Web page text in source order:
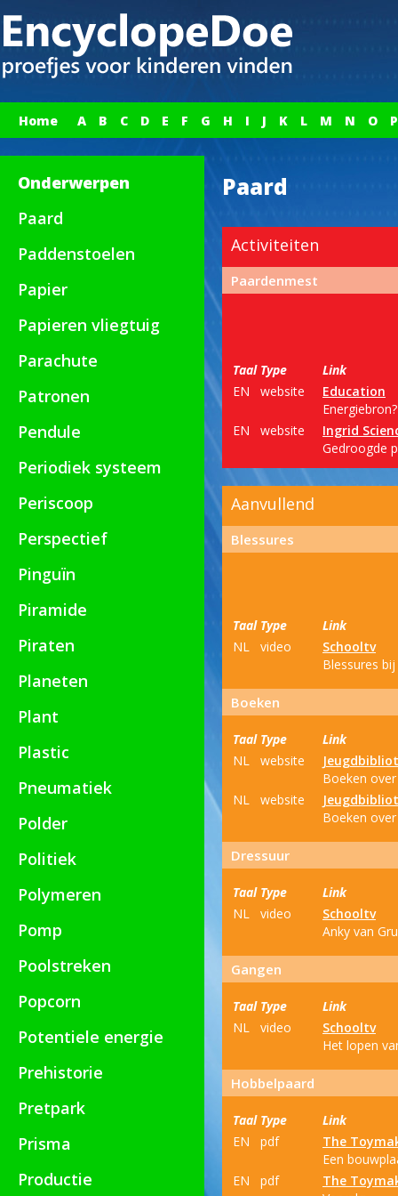
Home A B C D E F G H I J K L M N O P
Onderwerpen
Paard
Paddenstoelen
Papier
Papieren vliegtuig
Parachute
Patronen
Pendule
Periodiek systeem
Periscoop
Perspectief
Pinguïn
Piramide
Piraten
Planeten
Plant
Plastic
Pneumatiek
Polder
Politiek
Polymeren
Pomp
Poolstreken
Popcorn
Potentiele energie
Prehistorie
Pretpark
Prisma
Productie
Paard
Activiteiten
Paardenmest
Taal Type
Link
EN
website
Education
EN
website
Ingrid
Gedroogde
Aanvullend
Blessures
Taal Type
Link
NL
video
Schooltv
Blessures
Boeken
Taal Type
Link
NL
website
Boeken
NL
website
Boeken
Dressuur
Taal Type
Link
NL
video
Schooltv
Anky van
Gangen
Taal Type
Link
NL
video
Schooltv
Het lopen
Hobbelpaard
Taal Type
Link
EN
pdf
The
Een
EN
pdf
The